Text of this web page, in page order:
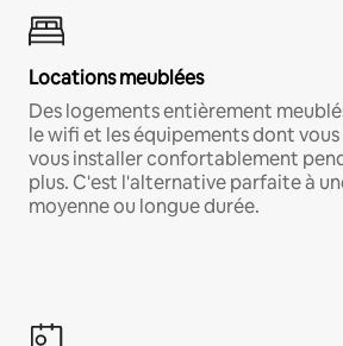
Locations meublées
Des logements entièrement
le wifi et les équipements dont
vous installer confortablement
plus. C'est l'alternative parfaite à
moyenne ou longue durée.